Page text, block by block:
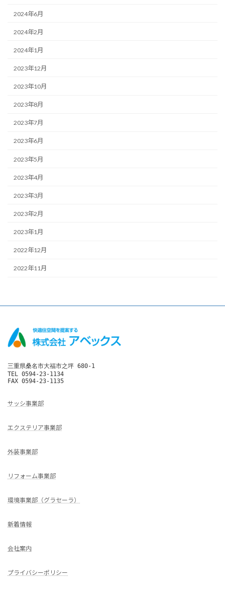
2024年6月
2024年2月
2024年1月
2023年12月
2023年10月
2023年8月
2023年7月
2023年6月
2023年5月
2023年4月
2023年3月
2023年2月
2023年1月
2022年12月
2022年11月
三重県桑名市大福市之坪 680-1
TEL 0594-23-1134
FAX 0594-23-1135
サッシ事業部
エクステリア事業部
外装事業部
リフォーム事業部
環境事業部（グラセーラ）
新着情報
会社案内
プライバシーポリシー